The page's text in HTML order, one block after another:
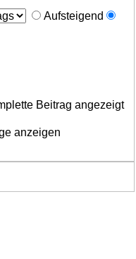
Aufsteigend
Beitrag angezeigt
anzeigen